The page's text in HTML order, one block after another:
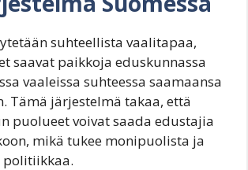
suhteellista vaalitapaa,
saavat paikkoja eduskunnassa
vaaleissa suhteessa saamaansa
Tämä järjestelmä takaa, että
puolueet voivat saada edustajia
mikä tukee monipuolista ja
politiikkaa.